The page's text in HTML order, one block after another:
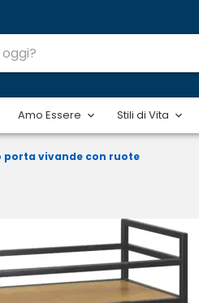
Amo Essere Stili di Vita
porta vivande con ruote